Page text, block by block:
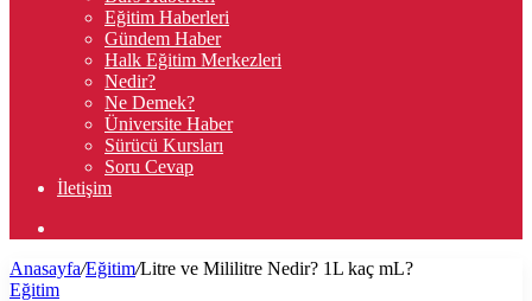
Eğitim Haberleri
Gündem Haber
Halk Eğitim Merkezleri
Nedir?
Ne Demek?
Üniversite Haber
Sürücü Kursları
Soru Cevap
İletişim
...
Anasayfa/Eğitim/Litre ve Mililitre Nedir? 1L kaç mL?
Eğitim